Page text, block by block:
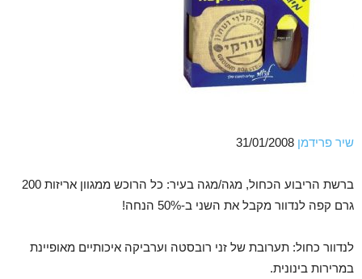
שיר פרידמן
ברשת הריבוע הכחול, מגה/מגה בעיר: כל הרוכש ממגוון אריזות 200
גרם קפה לנדוור מקבל את השני ב-50% הנחה!
לנדוור כחול: תערובת של זני רובסטה וערביקה איכותיים מאופיינת
במרירות בינונית.